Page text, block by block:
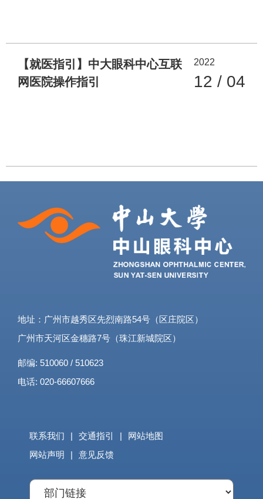
【就医指引】中大眼科中心互联
网医院操作指引
2022
12 / 04
地址：广州市越秀区先烈南路54号（区庄院区）
广州市天河区金穗路7号（珠江新城院区）
邮编: 510060 / 510623
电话: 020-66607666
联系我们 交通指引
网站地图
网站声明
意见反馈